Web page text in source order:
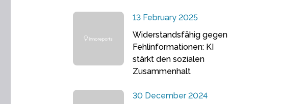
13 February 2025
Widerstandsfähig gegen
Fehlinformationen: KI
stärkt den sozialen
Zusammenhalt
30 December 2024